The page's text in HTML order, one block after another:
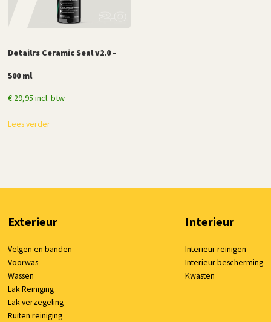
Detailrs Ceramic Seal v2.0 –
500 ml
€ 29,95 incl. btw
Lees verder
Exterieur
Velgen en banden
Voorwas
Wassen
Lak Reiniging
Lak verzegeling
Ruiten reiniging
Interieur
Interieur reinigen
Interieur bescherming
Kwasten